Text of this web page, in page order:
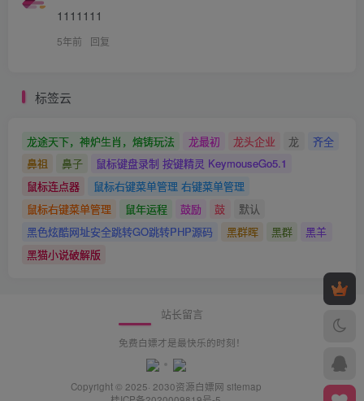
1111111
5年前 回复
标签云
龙途天下，神炉生肖，熔铸玩法 龙最初 龙头企业 龙
齐全
鼻祖
鼻子
鼠标键盘录制 按键精灵 KeymouseGo5.1
鼠标连点器
鼠标右键菜单管理 右键菜单管理
鼠标右键菜单管理
鼠年运程 鼓励 鼓
默认
黑色炫酷网址安全跳转GO跳转PHP源码
黑群晖 黑群
黑羊
黑猫小说破解版
站长留言
免费白嫖才是最快乐的时刻！
Copyright © 2025· 2030资源白嫖网 sitemap